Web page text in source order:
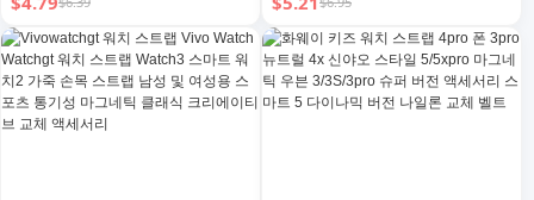
라노 멋진 교체 벨트 패션 비즈
니스 남성 및 여성 보호 필름 맞
춤형 액세서리
어3/스포츠4 스테인리스 스틸
41/45 스트랩 남성용